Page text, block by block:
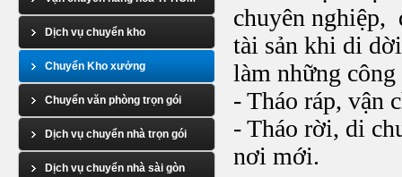
Dịch vụ chuyển kho
Chuyển Kho xưởng
Chuyển văn phòng trọn gói
Dịch vụ chuyển nhà trọn gói
Dịch vụ chuyển nhà sài gòn
chuyên nghiệp,
tài sản khi di
làm những công
- Tháo ráp, vận
- Tháo rời, di
nơi mới.